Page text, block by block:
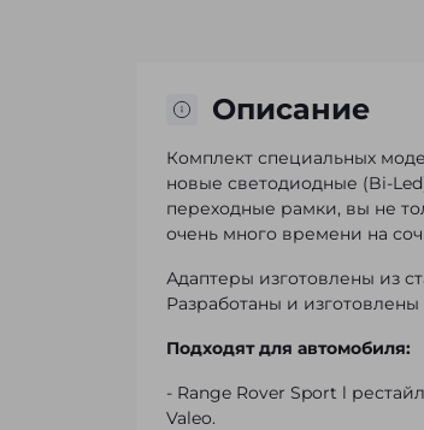
Описание
Комплект специальных
новые светодиодные (Bi-
переходные рамки, вы не
очень много времени на
Адаптеры изготовлены из
Разработаны и
Подходят для автомобиля:
- Range Rover Sport l
Valeo.